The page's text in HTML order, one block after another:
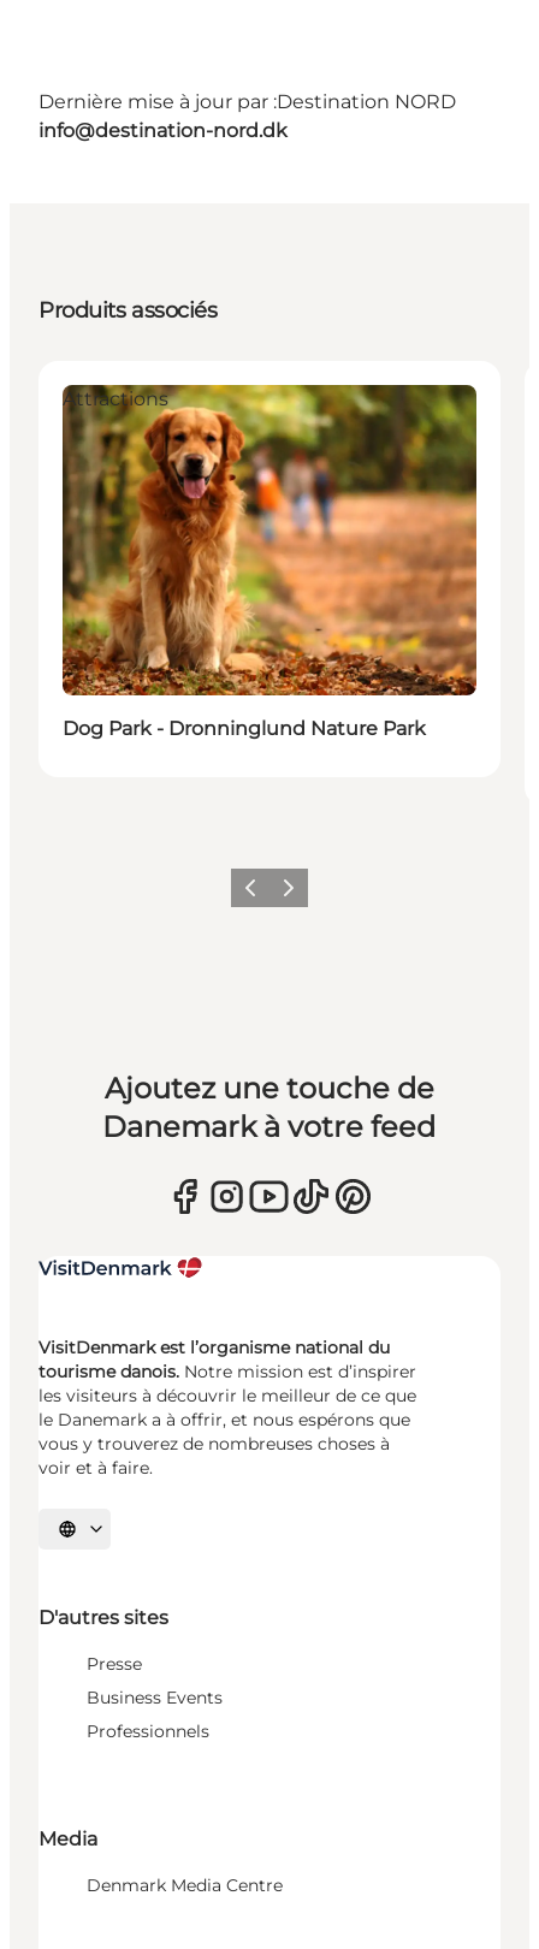
Dernière mise à jour par :Destination NORD
info@destination-nord.dk
Produits associés
Attractions
Dog Park - Dronninglund Nature Park
PrécédentSuivant
Ajoutez une touche de
Danemark à votre feed
VisitDenmark est l’organisme national du
tourisme danois. Notre mission est d’inspirer
les visiteurs à découvrir le meilleur de ce que
le Danemark a à offrir, et nous espérons que
vous y trouverez de nombreuses choses à
voir et à faire.
Choisissez la langue
D'autres sites
Presse
Business Events
Professionnels
Media
Denmark Media Centre